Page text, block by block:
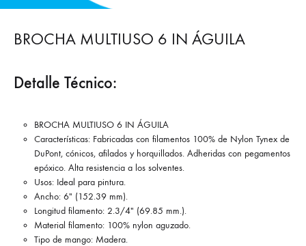
BROCHA MULTIUSO 6 IN ÁGUILA
Detalle Técnico:
BROCHA MULTIUSO 6 IN ÁGUILA
Características: Fabricadas con filamentos 100% de Nylon Tynex de
DuPont, cónicos, afilados y horquillados. Adheridas con pegamentos
epóxico. Alta resistencia a los solventes.
Usos: Ideal para pintura.
Ancho: 6″ (152.39 mm).
Longitud filamento: 2.3/4″ (69.85 mm.).
Material filamento: 100% nylon aguzado.
Tipo de mango: Madera.